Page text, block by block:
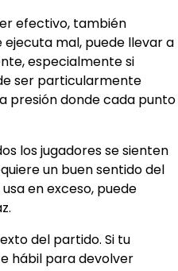
efectivo, también
ejecuta mal, puede llevar a
especialmente si
ser particularmente
presión donde cada punto
los jugadores se sienten
un buen sentido del
en exceso, puede
del partido. Si tu
hábil para devolver